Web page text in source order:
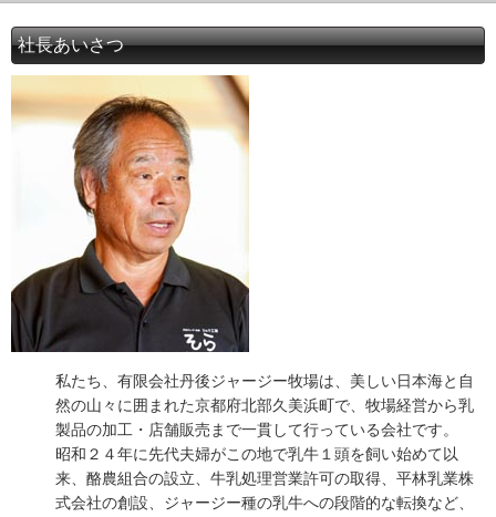
社長あいさつ
私たち、有限会社丹後ジャージー牧場は、美しい日本海と自
然の山々に囲まれた京都府北部久美浜町で、牧場経営から乳
製品の加工・店舗販売まで一貫して行っている会社です。
昭和２４年に先代夫婦がこの地で乳牛１頭を飼い始めて以
来、酪農組合の設立、牛乳処理営業許可の取得、平林乳業株
式会社の創設、ジャージー種の乳牛への段階的な転換など、